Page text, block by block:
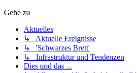
Gehe zu
Aktuelles
↳ Aktuelle Ereignisse
↳ 'Schwarzes Brett'
↳ Infrastruktur und Tendenzen
Dies und das ...